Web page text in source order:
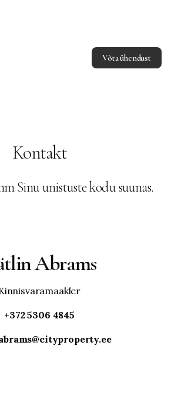
Võta ühendust
Kontakt
Sinu unistuste kodu suunas.
Abrams
+372 5306 4845